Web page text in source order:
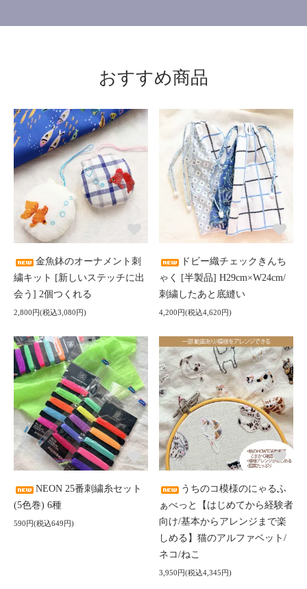
おすすめ商品
金魚鉢のオーナメント刺
繍キット [新しいステッチに出
会う] 2個つくれる
2,800円(税込3,080円)
ドビー織チェックきんち
ゃく [半製品] H29cm×W24cm/
刺繍したあと底縫い
4,200円(税込4,620円)
NEON 25番刺繍糸セット
(5色巻) 6種
590円(税込649円)
うちのコ模様のにゃるふ
ぁべっと【はじめてから経験者
向け/基本からアレンジまで楽
しめる】猫のアルファベット/
ネコ/ねこ
3,950円(税込4,345円)